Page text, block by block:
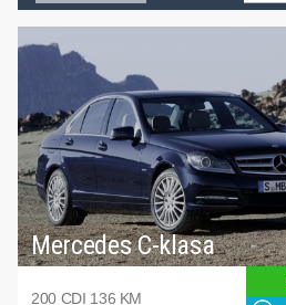
Mercedes C-klasa
200 CDI 136 KM